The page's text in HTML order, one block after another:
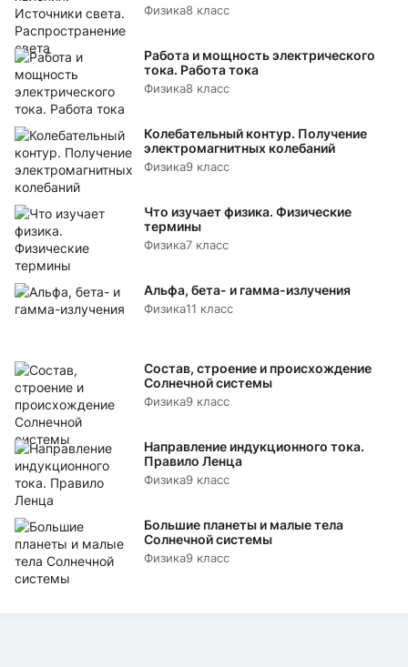
Физика8 класс
Работа и мощность электрического
тока. Работа тока
Физика8 класс
Колебательный контур. Получение
электромагнитных колебаний
Физика9 класс
Что изучает физика. Физические
термины
Физика7 класс
Альфа, бета- и гамма-излучения
Физика11 класс
Состав, строение и происхождение
Солнечной системы
Физика9 класс
Направление индукционного тока.
Правило Ленца
Физика9 класс
Большие планеты и малые тела
Солнечной системы
Физика9 класс